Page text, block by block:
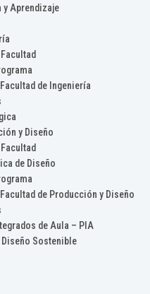
y Aprendizaje
de Ingeniería
y Diseño
de Diseño
de Producción y Diseño
de Aula – PIA
Sostenible